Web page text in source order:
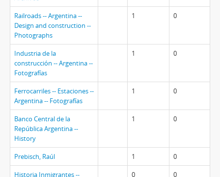
Railroads -- Argentina --
Design and construction --
Photographs
1 0
Industria de la
construcción -- Argentina --
Fotografías
1 0
Ferrocarriles -- Estaciones --
Argentina -- Fotografías
1 0
Banco Central de la
República Argentina --
History
1 0
Prebisch, Raúl 1 0
Historia Inmigrantes -- 0 0